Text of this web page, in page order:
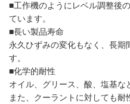
■工作機のようにレベル調整後
ています。
■長い製品寿命
永久ひずみの変化もなく、長期
す。
■化学的耐性
オイル、グリース、酸、塩基な
また、クーラントに対しても